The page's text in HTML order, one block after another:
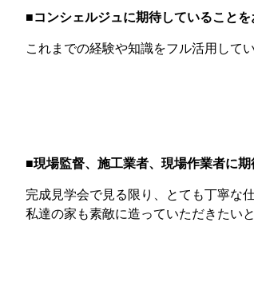
■コンシェルジュに期待していることを
これまでの経験や知識をフル活用して
■現場監督、施工業者、現場作業者に
完成見学会で見る限り、とても丁寧な
私達の家も素敵に造っていただきたいと